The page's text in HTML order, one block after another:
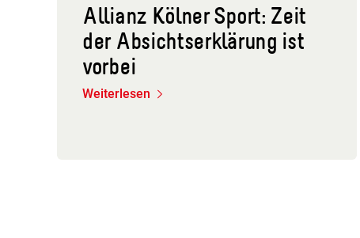
Allianz Kölner Sport: Zeit
der Absichtserklärung ist
vorbei
Weiterlesen